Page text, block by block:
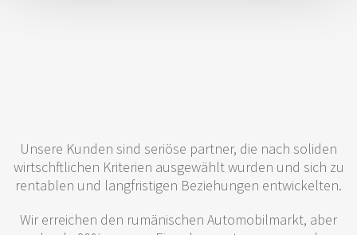
Unsere Kunden sind seriöse partner, die nach soliden
wirtschftlichen Kriterien ausgewählt wurden und sich zu
rentablen und langfristigen Beziehungen entwickelten.
Wir erreichen den rumänischen Automobilmarkt, aber